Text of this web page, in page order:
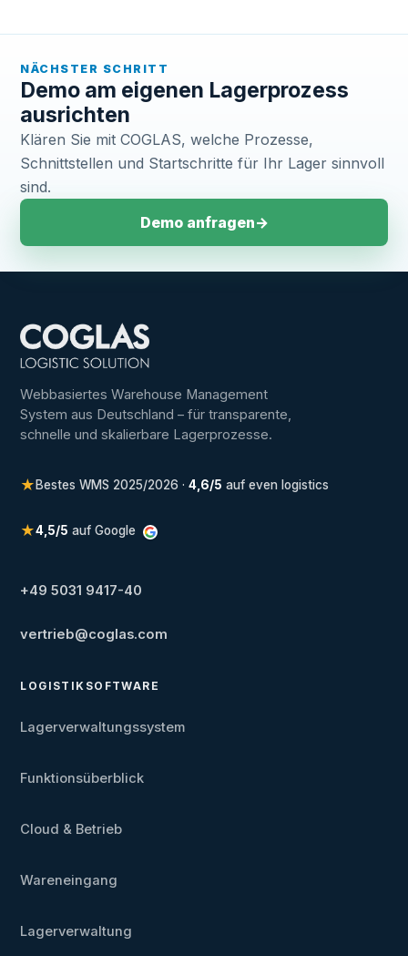
NÄCHSTER SCHRITT
Demo am eigenen Lagerprozess
ausrichten
Klären Sie mit COGLAS, welche Prozesse,
Schnittstellen und Startschritte für Ihr Lager sinnvoll
sind.
Demo anfragen→
Webbasiertes Warehouse Management
System aus Deutschland – für transparente,
schnelle und skalierbare Lagerprozesse.
★Bestes WMS 2025/2026 ·4,6/5 auf even logistics
★4,5/5 auf Google
+49 5031 9417-40
vertrieb@coglas.com
LOGISTIKSOFTWARE
Lagerverwaltungssystem
Funktionsüberblick
Cloud & Betrieb
Wareneingang
Lagerverwaltung